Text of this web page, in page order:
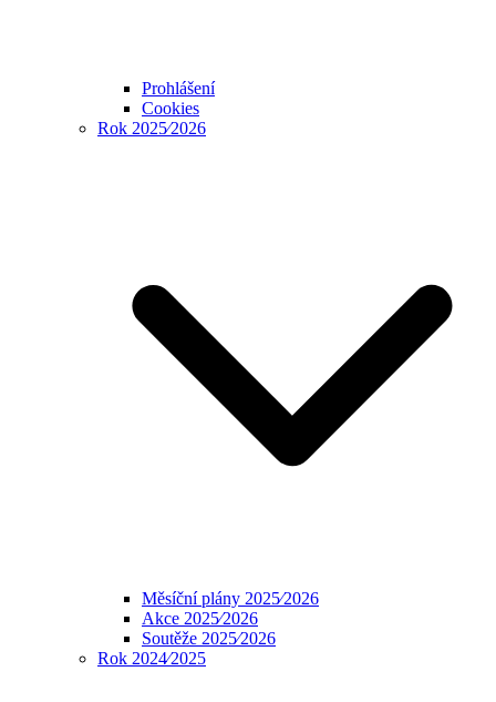
Prohlášení
Cookies
Rok 2025⁄2026
Měsíční plány 2025⁄2026
Akce 2025⁄2026
Soutěže 2025⁄2026
Rok 2024⁄2025